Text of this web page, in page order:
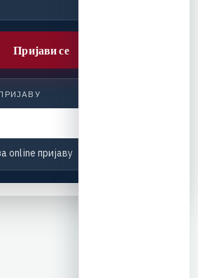
Пријави се
аonline пријаву